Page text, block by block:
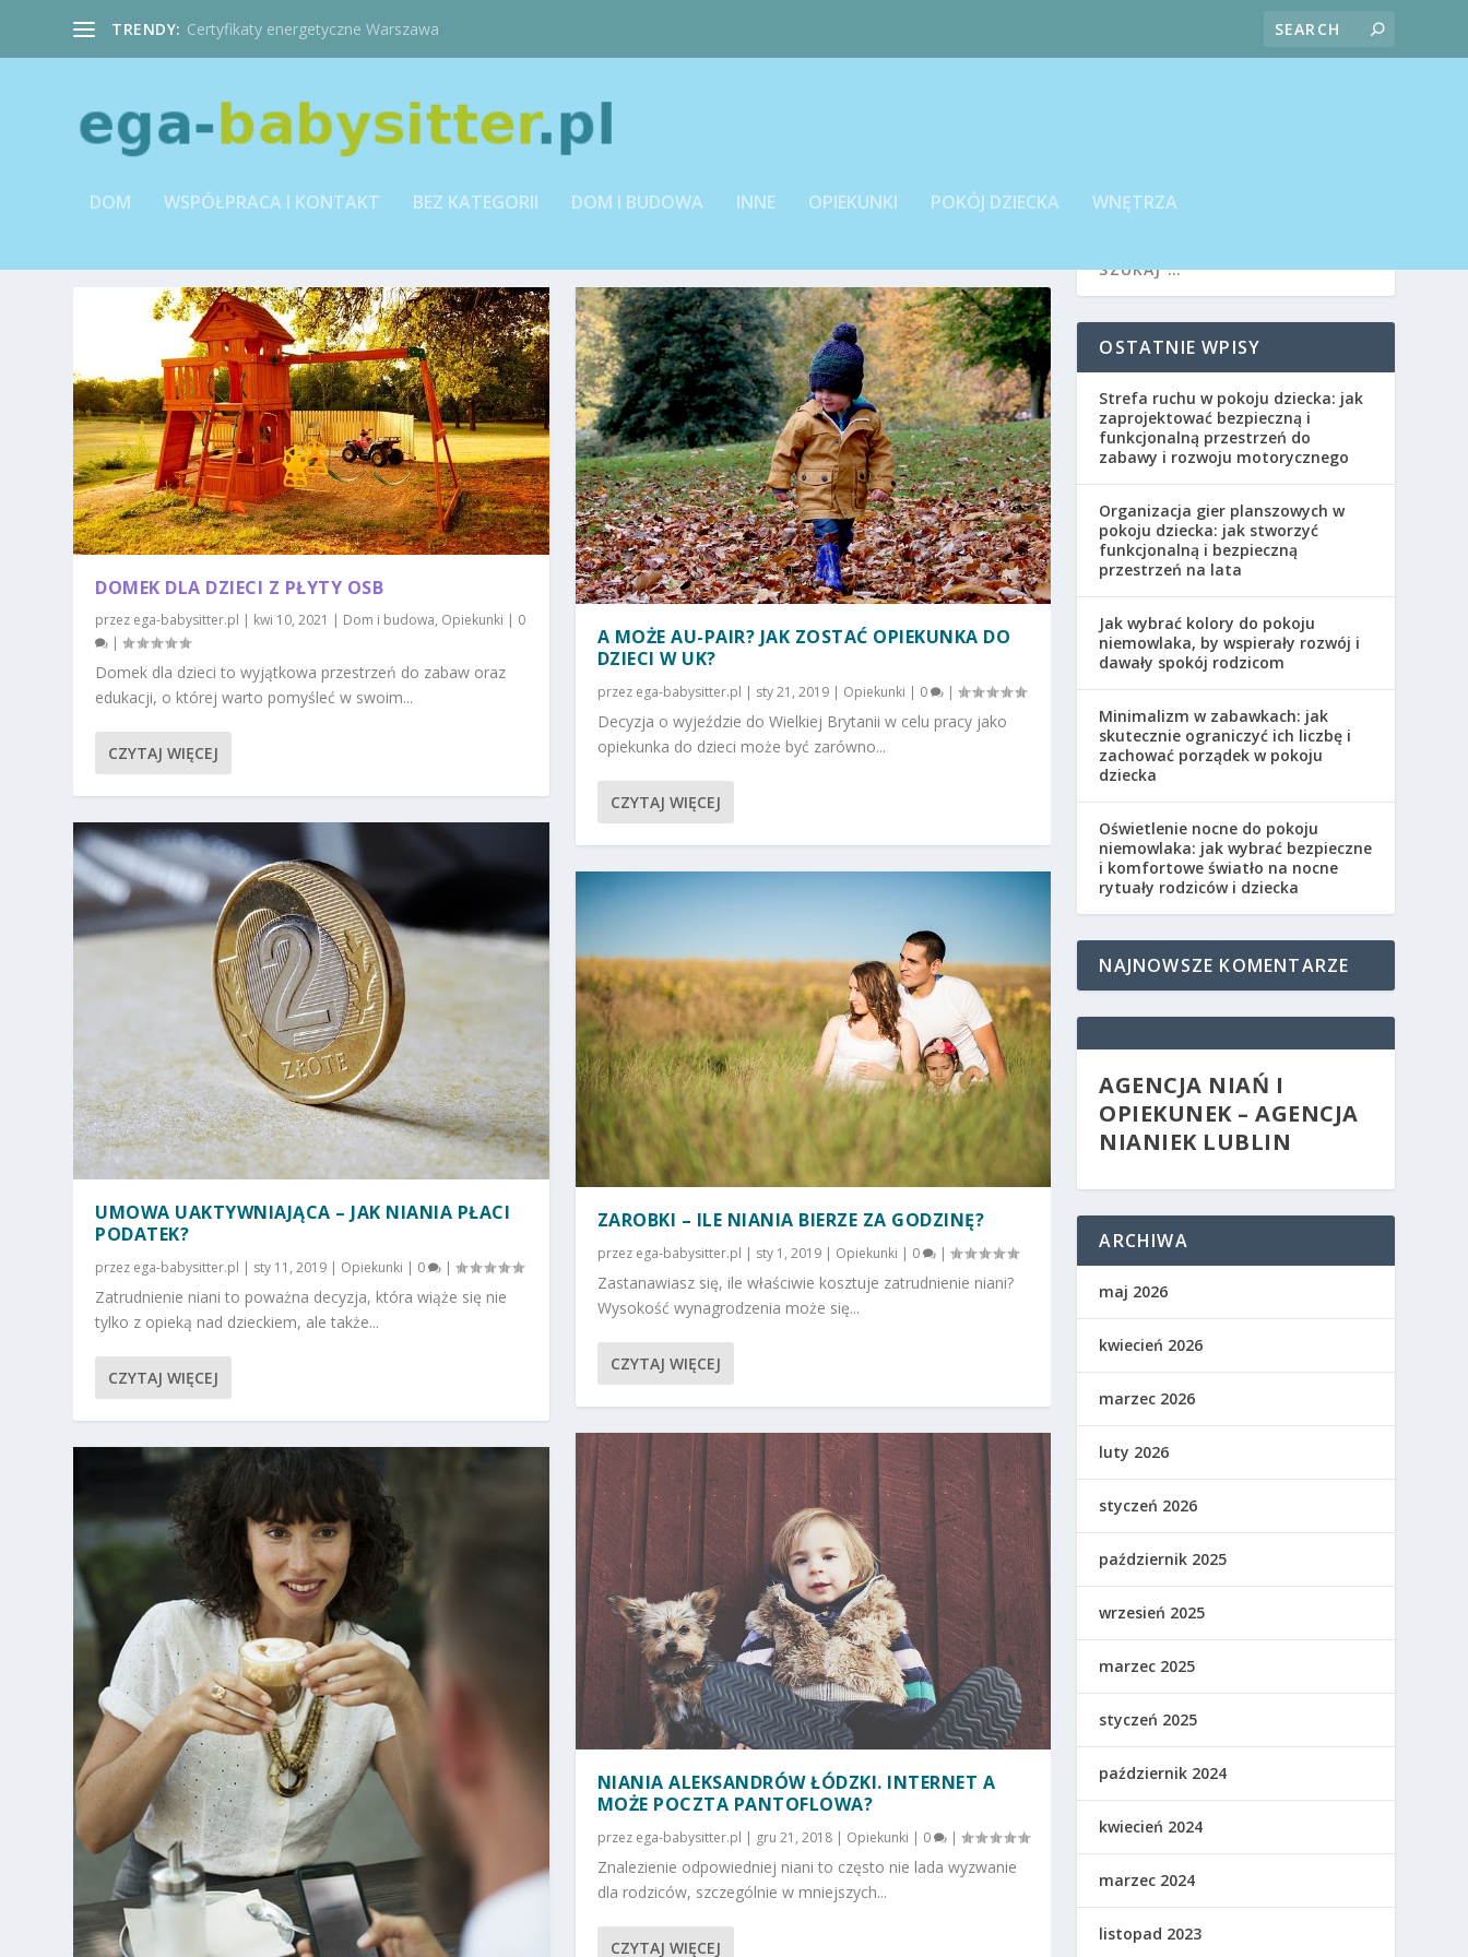
TRENDY: Certyfikaty energetyczne Warszawa
DOM WSPÓŁPRACA I KONTAKT BEZ KATEGORII DOM I BUDOWA INNE OPIEKUNKI POKÓJ DZIECKA WNĘTRZA
DOMEK DLA DZIECI Z PŁYTY OSB
przez ega-babysitter.pl | kwi 10, 2021 | Dom i budowa, Opiekunki | 0
|
Domek dla dzieci to wyjątkowa przestrzeń do zabaw oraz
edukacji, o której warto pomyśleć w swoim...
CZYTAJ WIĘCEJ
UMOWA UAKTYWNIAJĄCA – JAK NIANIA PŁACI
PODATEK?
przez ega-babysitter.pl | sty 11, 2019 | Opiekunki | 0 |
Zatrudnienie niani to poważna decyzja, która wiąże się nie
tylko z opieką nad dzieckiem, ale także...
CZYTAJ WIĘCEJ
A MOŻE AU-PAIR? JAK ZOSTAĆ OPIEKUNKA DO
DZIECI W UK?
przez ega-babysitter.pl | sty 21, 2019| Opiekunki | 0 |
Decyzja o wyjeździe do Wielkiej Brytanii w celu pracy jako
opiekunka do dzieci może być zarówno...
CZYTAJ WIĘCEJ
ZAROBKI – ILE NIANIA BIERZE ZA GODZINĘ?
przez ega-babysitter.pl | sty 1, 2019| Opiekunki | 0 |
Zastanawiasz się, ile właściwie kosztuje zatrudnienie niani?
Wysokość wynagrodzenia może się...
CZYTAJ WIĘCEJ
NIANIA ALEKSANDRÓW ŁÓDZKI. INTERNET A
MOŻE POCZTA PANTOFLOWA?
przez ega-babysitter.pl | gru 21, 2018| Opiekunki | 0 |
Znalezienie odpowiedniej niani to często nie lada wyzwanie
dla rodziców, szczególnie w mniejszych...
CZYTAJ WIĘCEJ
OSTATNIE WPISY
Strefa ruchu w pokoju dziecka: jak
zaprojektować bezpieczną i
funkcjonalną przestrzeń do
zabawy i rozwoju motorycznego
Organizacja gier planszowych w
pokoju dziecka: jak stworzyć
funkcjonalną i bezpieczną
przestrzeń na lata
Jak wybrać kolory do pokoju
niemowlaka, by wspierały rozwój i
dawały spokój rodzicom
Minimalizm w zabawkach: jak
skutecznie ograniczyć ich liczbę i
zachować porządek w pokoju
dziecka
Oświetlenie nocne do pokoju
niemowlaka: jak wybrać bezpieczne
i komfortowe światło na nocne
rytuały rodziców i dziecka
NAJNOWSZE KOMENTARZE
AGENCJA NIAŃ I
OPIEKUNEK – AGENCJA
NIANIEK LUBLIN
ARCHIWA
maj 2026
kwiecień 2026
marzec 2026
luty 2026
styczeń 2026
październik 2025
wrzesień 2025
marzec 2025
styczeń 2025
październik 2024
kwiecień 2024
marzec 2024
listopad 2023